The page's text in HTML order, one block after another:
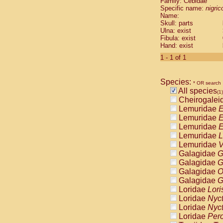
Cebidae
Cebidae
Cebidae
Cebidae
Cebidae
Cebidae
Cebidae
Cebidae
Cebidae
Cebidae
Cebidae
Cebidae
Atelidae
Atelidae
Atelidae
Atelidae
Atelidae
Atelidae
Atelidae
Atelidae
Atelidae
Atelidae
Pitheciidae
Specific name:
Name:
Skull: parts
Ulna: exist
Fibula: exist
Hand: exist
1 - 1 of 1
Species: * OR search
All species(1)
Lemuridae
Lemuridae
Lemuridae
Lemuridae
Lemuridae
Galagidae
Galagidae
Galagidae
Galagidae
Loridae
Loridae
Loridae
Loridae